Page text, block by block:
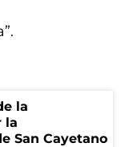
la
la
San Cayetano